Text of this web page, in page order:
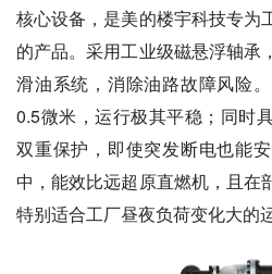
核心设备，是美的楼宇科技专为
的产品。采用工业级磁悬浮轴承
滑油系统，消除油路故障风险
0.5微米，运行极其平稳；同时
双重保护，即使突发断电也能
中，能效比远超原直燃机，且在
特别适合工厂昼夜负荷变化大的